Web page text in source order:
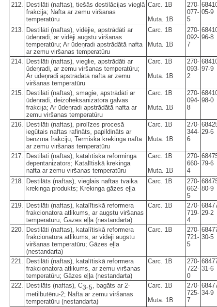
212.
Destilāti (naftas), tiešās destilācijas vieglā
frakcija; Nafta ar zemu viršanas
temperatūru
Carc. 1B
Muta. 1B
270-
077-
5
05-9
213.
Destilāti (naftas), vidējie, apstrādāti ar
ūdeņradi, ar vidēji augstu viršanas
temperatūru; Ar ūdeņradi apstrādātā nafta
ar zemu viršanas temperatūru
Carc. 1B
Muta. 1B
270-
092-
7
96-8
214.
Destilāti (naftas), vieglie, apstrādāti ar
ūdeņradi, ar zemu viršanas temperatūru;
Ar ūdeņradi apstrādātā nafta ar zemu
viršanas temperatūru
Carc. 1B
Muta. 1B
270-
093-
2
97-9
215.
Destilāti (naftas), smagie, apstrādāti ar
ūdeņradi, deizoheksanizatora galvas
frakcija; Ar ūdeņradi apstrādātā nafta ar
zemu viršanas temperatūru
Carc. 1B
Muta. 1B
270-
094-
8
98-0
216.
Destilāti (naftas), pirolīzes procesā
iegūtais naftas rafināts, papildināts ar
benzīna frakciju; Termiskā krekinga nafta
ar zemu viršanas temperatūru
Carc. 1B
Muta. 1B
270-
344-
6
29-6
217.
Destilāti (naftas), katalītiskā reforminga
depentanizators; Katalītiskā krekinga
nafta ar zemu viršanas temperatūru
Carc. 1B
Muta. 1B
270-
660-
4
79-6
218.
Destilāts (naftas), vieglais naftas tvaika
krekinga produkts; Krekinga gāzes eļļa
Carc. 1B
270-
662-
5
80-9
219.
Destilāti (naftas), katalītiskā reformera
frakcionatora atlikums, ar augstu viršanas
temperatūru; Gāzes eļļa (nestandarta)
Carc. 1B
270-
719-
4
29-2
220.
Destilāti (naftas), katalītiskā reformera
frakcionatora atlikums, ar vidēji augstu
viršanas temperatūru; Gāzes eļļa
(nestandarta)
Carc. 1B
270-
721-
5
30-5
221.
Destilāti (naftas), katalītiskā reformera
frakcionatora atlikums, ar zemu viršanas
temperatūru; Gāzes eļļa (nestandarta)
Carc. 1B
270-
722-
0
31-6
222. Destilāts (naftas), C3-5 , bagāts ar 2-
metilbutēnu-2; Nafta ar zemu viršanas
temperatūru (nestandarta)
Carc. 1B
Muta. 1B
270-
725-
7
34-9